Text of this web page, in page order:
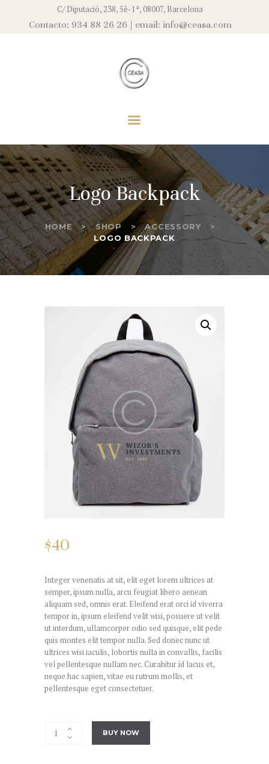
C/ Diputació, 238, 5è-1ª, 08007, Barcelona
Contacto: 934 88 26 26 | email: info@ceasa.com
Logo Backpack
HOME SHOP
ACCESSORY
LOGO BACKPACK
Asesores Fiscales, S.L
EMPRESA
EQUIPO
$40
Integer venenatis at sit, elit eget lorem ultrices at
semper, ipsum nulla, arcu feugiat libero aenean
aliquam sed, omnis erat. Eleifend erat orci id viverra
tempor in, ipsum eleifend velit wisi, posuere ut velit
ut interdum, ullamcorper odio sed quisque, elit pede
quis montes elit tempor nulla. Sed donec nunc ut
ultrices wisi iaculis, lobortis nulla in convallis, facilis
vel pellentesque nullam nec. Curabitur id lacus et,
neque hac sapien, vitae eu rutrum mollis, et
pellentesque eget consectetuer.
Backpack
BUY NOW